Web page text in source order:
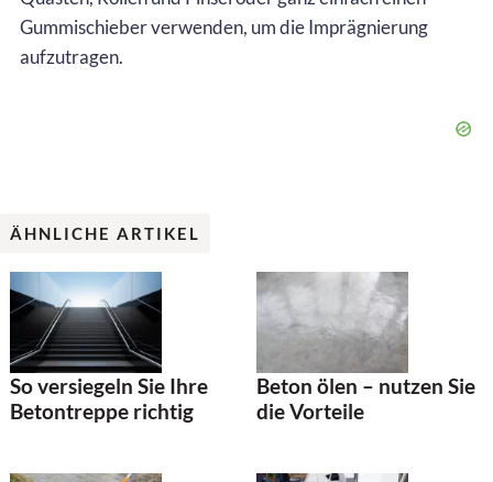
Gummischieber verwenden, um die Imprägnierung
aufzutragen.
ÄHNLICHE ARTIKEL
So versiegeln Sie Ihre
Betontreppe richtig
Beton ölen – nutzen Sie
die Vorteile